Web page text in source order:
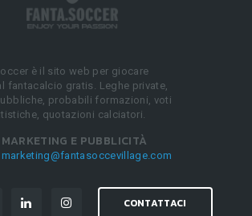
è il sito web per giocare
fantacalcio gratis. Leghe private,
probabili formazioni, voti
quotazioni calciatori.
MARKETING E PUBBLICITÀ
marketing@fantasoccevillage.com
CONTATTACI